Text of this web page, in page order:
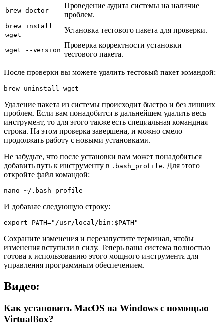
brew doctor
Проведение аудита системы на наличие
проблем.
brew install
wget
Установка тестового пакета для проверки.
wget --version
Проверка корректности установки
тестового пакета.
После проверки вы можете удалить тестовый пакет командой:
brew uninstall wget
Удаление пакета из системы происходит быстро и без лишних
проблем. Если вам понадобится в дальнейшем удалить весь
инструмент, то для этого также есть специальная командная
строка. На этом проверка завершена, и можно смело
продолжать работу с новыми установками.
Не забудьте, что после установки вам может понадобиться
добавить путь к инструменту в .bash_profile. Для этого
откройте файл командой:
nano ~/.bash_profile
И добавьте следующую строку:
export PATH="/usr/local/bin:$PATH"
Сохраните изменения и перезапустите терминал, чтобы
изменения вступили в силу. Теперь ваша система полностью
готова к использованию этого мощного инструмента для
управления программным обеспечением.
Видео:
Как установить MacOS на Windows с помощью
VirtualBox?